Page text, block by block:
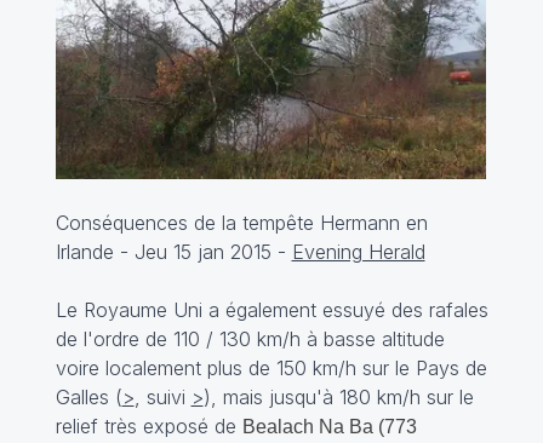
Conséquences de la tempête Hermann en
Irlande - Jeu 15 jan 2015 - Evening Herald
Le Royaume Uni a également essuyé des rafales
de l'ordre de 110 / 130 km/h à basse altitude
voire localement plus de 150 km/h sur le Pays de
Galles (> , suivi >), mais jusqu'à 180 km/h sur le
relief très exposé de Bealach Na Ba (773